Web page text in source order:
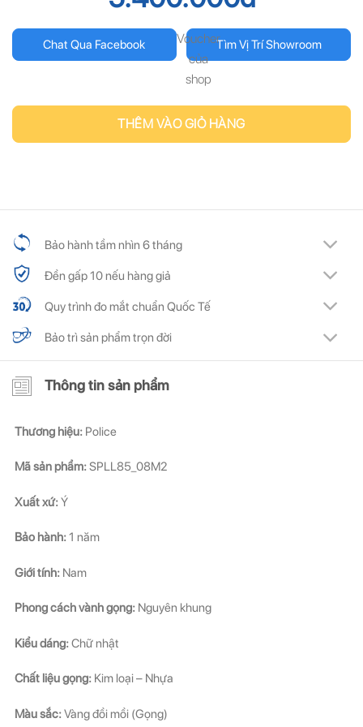
Chat Qua Facebook Tìm Vị Trí Showroom
Voucher
của
shop
THÊM VÀO GIỎ HÀNG
Bảo hành tầm nhìn 6 tháng
Đền gấp 10 nếu hàng giả
Quy trình đo mắt chuẩn Quốc Tế
Bảo trì sản phẩm trọn đời
Thông tin sản phẩm
Thương hiệu: Police
Mã sản phẩm:SPLL85_08M2
Xuất xứ:Ý
Bảo hành:1 năm
Giới tính: Nam
Phong cách vành gọng: Nguyên khung
Kiểu dáng:Chữ nhật
Chất liệu gọng: Kim loại – Nhựa
Màu sắc:Vàng đồi mồi (Gọng)